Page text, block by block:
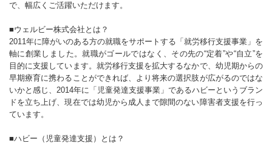
で、幅広くご活躍いただけます。
■ウェルビー株式会社とは？
2011年に障がいのある方の就職をサポートする「就労移行支援事業」を
軸に創業しました。就職がゴールではなく、その先の“定着”や“自立”を
目的に支援しています。就労移行支援を拡大するなかで、幼児期からの
早期療育に携わることができれば、より将来の選択肢が広がるのではな
いかと感じ、2014年に「児童発達支援事業」であるハビーというブラン
ドを立ち上げ、現在では幼児から成人まで隙間のない障害者支援を行っ
ています。
■ハビー（児童発達支援）とは？